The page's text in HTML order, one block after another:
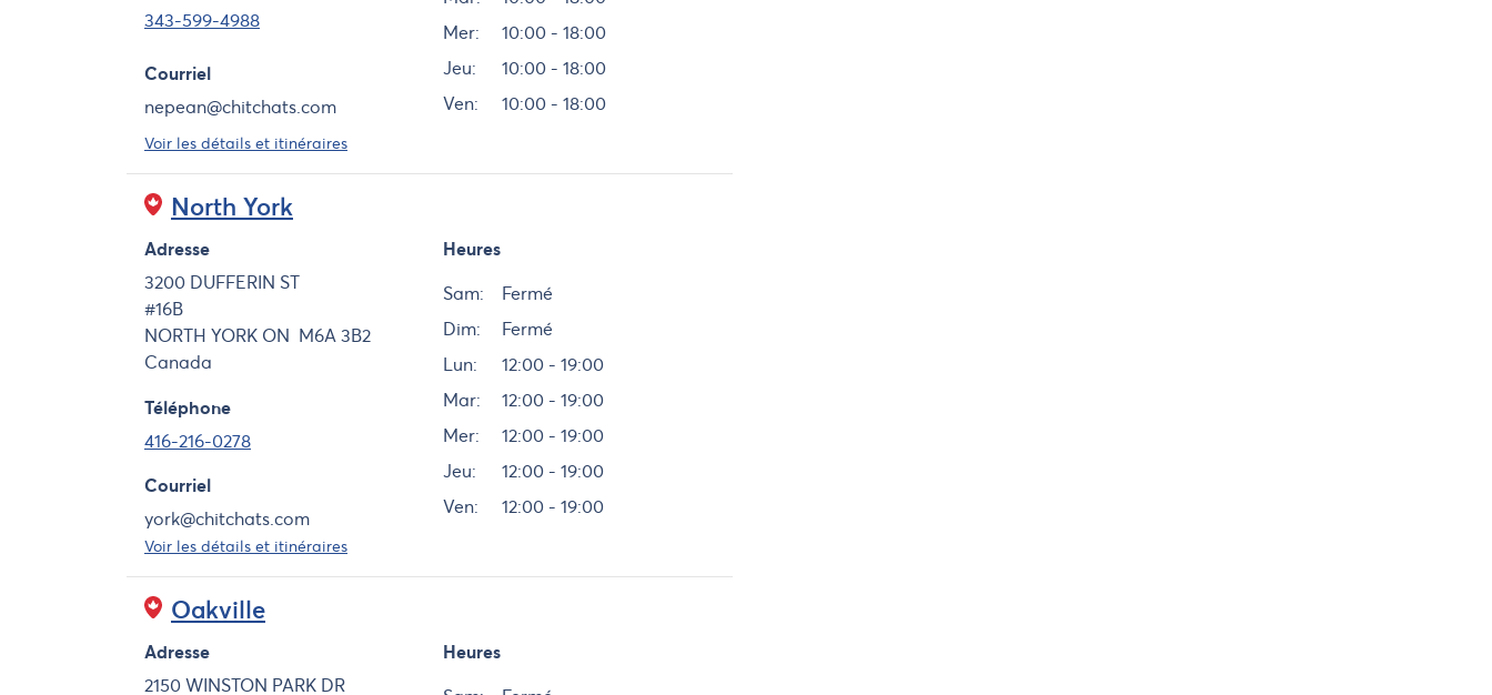
343-599-4988
Courriel
nepean@chitchats.com
Mer:
10:00 - 18:00
Jeu:
10:00 - 18:00
Ven:
10:00 - 18:00
Voir les détails et itinéraires
North York
Adresse
3200 DUFFERIN ST
#16B
NORTH YORK ON M6A 3B2
Canada
Téléphone
416-216-0278
Courriel
york@chitchats.com
Heures
Sam:
Fermé
Dim:
Fermé
Lun:
12:00 - 19:00
Mar:
12:00 - 19:00
Mer:
12:00 - 19:00
Jeu:
12:00 - 19:00
Ven:
12:00 - 19:00
Voir les détails et itinéraires
Oakville
Adresse
2150 WINSTON PARK DR
Heures